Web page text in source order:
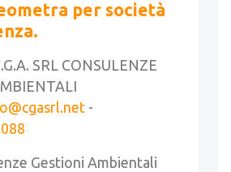
per società
SRL CONSULENZE
-
Gestioni Ambientali